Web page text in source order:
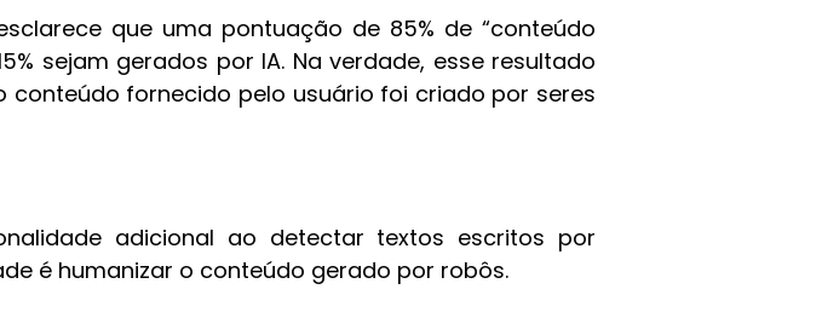
que uma pontuação de 85% de “conteúdo
sejam gerados por IA. Na verdade, esse resultado
fornecido pelo usuário foi criado por seres
adicional ao detectar textos escritos por
é humanizar o conteúdo gerado por robôs.